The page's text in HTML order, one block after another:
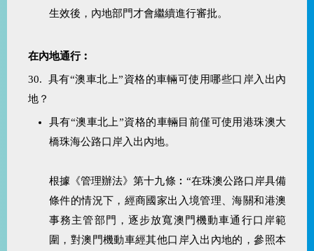
生效後，內地部門才會繼續進行審批。
在內地通行︰
30. 具有“澳車北上”資格的車輛可使用哪些口岸入出內
地？
具有“澳車北上”資格的車輛目前僅可使用港珠澳大
橋珠海公路口岸入出內地。
根據《管理辦法》第十九條︰“在珠澳公路口岸具備
條件的情況下，經商國家出入境管理、海關和港澳
事務主管部門，逐步放寬澳門機動車通行口岸範
圍，對澳門機動車經其他口岸入出內地的，參照本